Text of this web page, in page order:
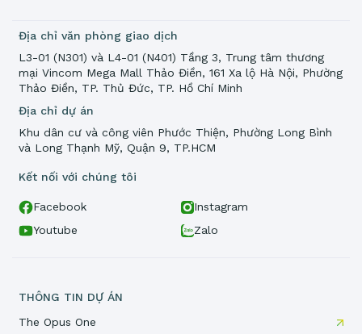
Địa chỉ dự án
Khu dân cư và công viên Phước Thiện, Phường Long Bình
và Long Thạnh Mỹ, Quận 9, TP.HCM
Địa chỉ văn phòng giao dịch
L3-01 (N301) và L4-01 (N401) Tầng 3, Trung tâm thương
mại Vincom Mega Mall Thảo Điền, 161 Xa lộ Hà Nội, Phường
Thảo Điền, TP. Thủ Đức, TP. Hồ Chí Minh
Kết nối với chúng tôi
Facebook
Instagram
Youtube
Zalo
THÔNG TIN DỰ ÁN
The Opus One